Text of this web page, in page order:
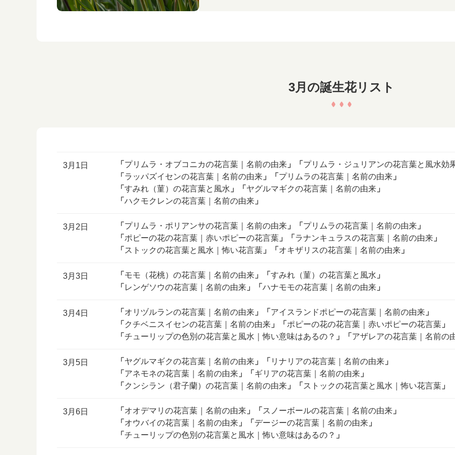
3月の誕生花リスト
3月1日 「 プリムラ・オブコニカの花言葉｜名前の由来 」 「 プリムラ・ジュリアンの花言葉と風水効
「 ラッパズイセンの花言葉｜名前の由来 」 「 プリムラの花言葉｜名前の由来 」
「 すみれ（菫）の花言葉と風水 」 「 ヤグルマギクの花言葉｜名前の由来 」
「 ハクモクレンの花言葉｜名前の由来 」
3月2日 「 プリムラ・ポリアンサの花言葉｜名前の由来 」 「 プリムラの花言葉｜名前の由来 」
「 ポピーの花の花言葉｜赤いポピーの花言葉 」 「 ラナンキュラスの花言葉｜名前の由来 」
「 ストックの花言葉と風水｜怖い花言葉 」 「 オキザリスの花言葉｜名前の由来 」
3月3日 「 モモ（花桃）の花言葉｜名前の由来 」 「 すみれ（菫）の花言葉と風水 」
「 レンゲソウの花言葉｜名前の由来 」 「 ハナモモの花言葉｜名前の由来 」
3月4日 「 オリヅルランの花言葉｜名前の由来 」 「 アイスランドポピーの花言葉｜名前の由来 」
「 クチベニスイセンの花言葉｜名前の由来 」 「 ポピーの花の花言葉｜赤いポピーの花言葉 」
「 チューリップの色別の花言葉と風水｜怖い意味はあるの？ 」 「 アザレアの花言葉｜名前の
3月5日 「 ヤグルマギクの花言葉｜名前の由来 」 「 リナリアの花言葉｜名前の由来 」
「 アネモネの花言葉｜名前の由来 」 「 ギリアの花言葉｜名前の由来 」
「 クンシラン（君子蘭）の花言葉｜名前の由来 」 「 ストックの花言葉と風水｜怖い花言葉 」
3月6日 「 オオデマリの花言葉｜名前の由来 」 「 スノーボールの花言葉｜名前の由来 」
「 オウバイの花言葉｜名前の由来 」 「 デージーの花言葉｜名前の由来 」
「 チューリップの色別の花言葉と風水｜怖い意味はあるの？ 」